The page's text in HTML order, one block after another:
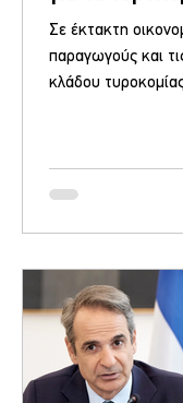
Σε έκτακτη
παραγωγούς και
κλάδου
Εθνικής
πληρωμής (de
Τυροκομεία με
"ταβάνι" και δεν
αποζημίωση που